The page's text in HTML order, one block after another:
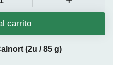
carrito
(2u / 85 g)